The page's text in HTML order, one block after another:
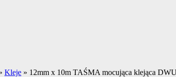
Kleje » 12mm x 10m TAŚMA mocująca klejąca